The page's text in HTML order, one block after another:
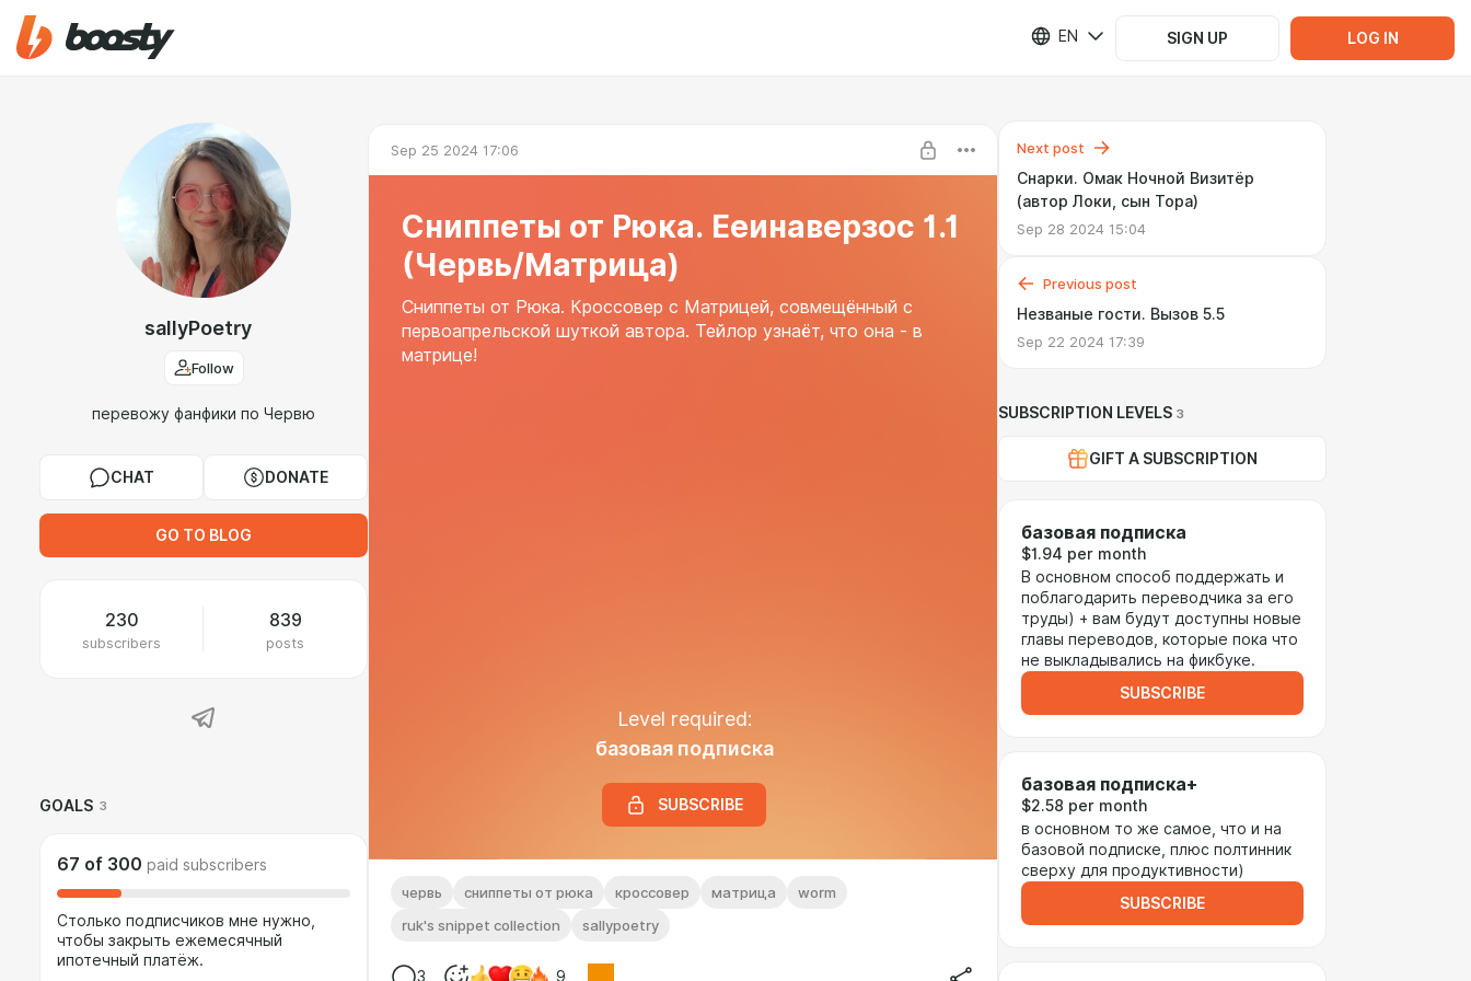
EN SIGN UP LOG IN
sallyPoetry
Follow
перевожу фанфики по Червю
CHAT DONATE
GO TO BLOG
230
subscribers
839
posts
GOALS 3
67 of 300 paid subscribers
Столько подписчиков мне нужно,
чтобы закрыть ежемесячный
ипотечный платёж.
Sep 25 2024 17:06
Сниппеты от Рюка. Ееинаверзос 1.1
(Червь/Матрица)
Сниппеты от Рюка. Кроссовер с Матрицей, совмещённый с
первоапрельской шуткой автора. Тейлор узнаёт, что она - в
матрице!
Level required:
базовая подписка
SUBSCRIBE
червь сниппеты от рюка кроссовер матрица
worm
ruk's snippet collection
sallypoetry
3 9
Next post
Снарки. Омак Ночной Визитёр
(автор Локи, сын Тора)
Sep 28 2024 15:04
Previous post
Незваные гости. Вызов 5.5
Sep 22 2024 17:39
SUBSCRIPTION LEVELS 3
GIFT A SUBSCRIPTION
базовая подписка
$1.94 per month
В основном способ поддержать и
поблагодарить переводчика за его
труды) + вам будут доступны новые
главы переводов, которые пока что
не выкладывались на фикбуке.
SUBSCRIBE
базовая подписка+
$2.58 per month
в основном то же самое, что и на
базовой подписке, плюс полтинник
сверху для продуктивности)
SUBSCRIBE